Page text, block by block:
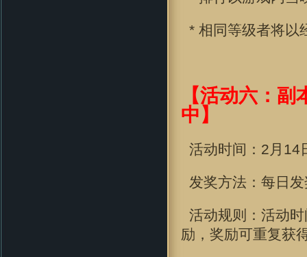
* 相同等级者将以
【活动六：
中】
活动时间：2 月14
发奖方法：每日
活动规则：活动
励，奖励可重复获